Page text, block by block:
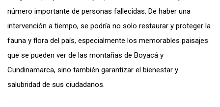
número importante de personas fallecidas. De haber una
intervención a tiempo, se podría no solo restaurar y proteger la
fauna y flora del país, especialmente los memorables paisajes
que se pueden ver de las montañas de Boyacá y
Cundinamarca, sino también garantizar el bienestar y
salubridad de sus ciudadanos.